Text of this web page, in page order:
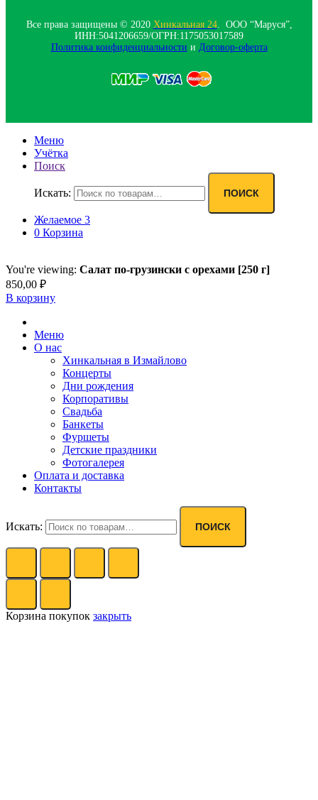
Все права защищены © 2020 Хинкальная 24. ООО “Маруся”,
ИНН:5041206659/ОГРН:1175053017589
Политика конфиденциальности‍ и Договор-оферта
Меню
Учётка
Поиск
Искать: ПОИСК
Желаемое 3
0 Корзина
You're viewing: Салат по-грузински с орехами [250 г]
850,00 ₽
В корзину
Меню
О нас
Хинкальная в Измайлово
Концерты
Дни рождения
Корпоративы
Свадьба
Банкеты
Фуршеты
Детские праздники
Фотогалерея
Оплата и доставка
Контакты
Искать: ПОИСК
Корзина покупок закрыть